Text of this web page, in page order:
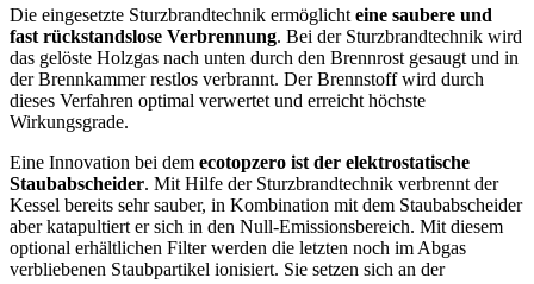
Die eingesetzte Sturzbrandtechnik ermöglicht eine saubere und
fast rückstandslose Verbrennung. Bei der Sturzbrandtechnik wird
das gelöste Holzgas nach unten durch den Brennrost gesaugt und in
der Brennkammer restlos verbrannt. Der Brennstoff wird durch
dieses Verfahren optimal verwertet und erreicht höchste
Wirkungsgrade.
Eine Innovation bei dem ecotopzero ist der elektrostatische
Staubabscheider. Mit Hilfe der Sturzbrandtechnik verbrennt der
Kessel bereits sehr sauber, in Kombination mit dem Staubabscheider
aber katapultiert er sich in den Null-Emissionsbereich. Mit diesem
optional erhältlichen Filter werden die letzten noch im Abgas
verbliebenen Staubpartikel ionisiert. Sie setzen sich an der